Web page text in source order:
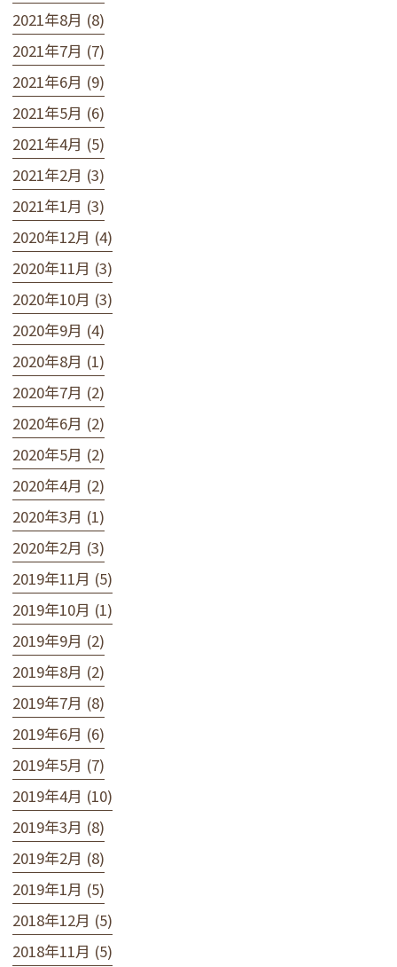
2021年8月 (8)
2021年7月 (7)
2021年6月 (9)
2021年5月 (6)
2021年4月 (5)
2021年2月 (3)
2021年1月 (3)
2020年12月 (4)
2020年11月 (3)
2020年10月 (3)
2020年9月 (4)
2020年8月 (1)
2020年7月 (2)
2020年6月 (2)
2020年5月 (2)
2020年4月 (2)
2020年3月 (1)
2020年2月 (3)
2019年11月 (5)
2019年10月 (1)
2019年9月 (2)
2019年8月 (2)
2019年7月 (8)
2019年6月 (6)
2019年5月 (7)
2019年4月 (10)
2019年3月 (8)
2019年2月 (8)
2019年1月 (5)
2018年12月 (5)
2018年11月 (5)